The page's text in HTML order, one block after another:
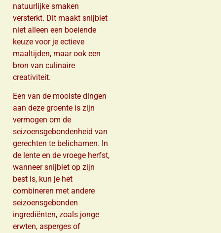
natuurlijke smaken
versterkt. Dit maakt snijbiet
niet alleen een boeiende
keuze voor je ectieve
maaltijden, maar ook een
bron van culinaire
creativiteit.
Een van de mooiste dingen
aan deze groente is zijn
vermogen om de
seizoensgebondenheid van
gerechten te belichamen. In
de lente en de vroege herfst,
wanneer snijbiet op zijn
best is, kun je het
combineren met andere
seizoensgebonden
ingrediënten, zoals jonge
erwten, asperges of